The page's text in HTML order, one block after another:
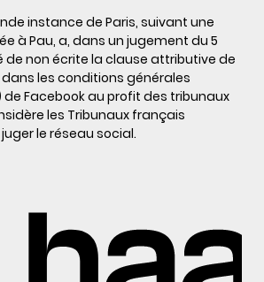
instance de Paris, suivant une
à Pau, a, dans un jugement du 5
de non écrite la clause attributive de
les conditions générales
de Facebook au profit des tribunaux
les Tribunaux français
le réseau social.